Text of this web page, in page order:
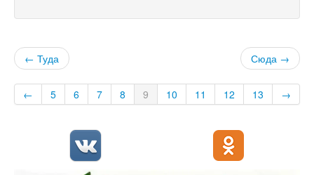
← Туда Сюда →
← 5 6 7 8 9 10 11 12 13 →